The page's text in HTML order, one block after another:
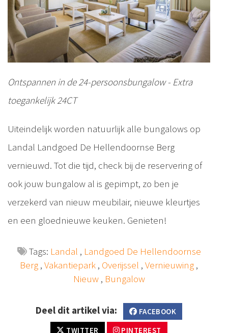
Ontspannen in de 24-persoonsbungalow - Extra
toegankelijk 24CT
Uiteindelijk worden natuurlijk alle bungalows op
Landal Landgoed De Hellendoornse Berg
vernieuwd. Tot die tijd, check bij de reservering of
ook jouw bungalow al is gepimpt, zo ben je
verzekerd van nieuw meubilair, nieuwe kleurtjes
en een gloednieuwe keuken. Genieten!
Tags: Landal , Landgoed De Hellendoornse
Berg , Vakantiepark , Overijssel , Vernieuwing ,
Nieuw, Bungalow
Deel dit artikel via:
FACEBOOK
TWITTER
PINTEREST